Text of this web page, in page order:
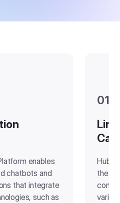
enables
chatbots and
that integrate
such as
01
the